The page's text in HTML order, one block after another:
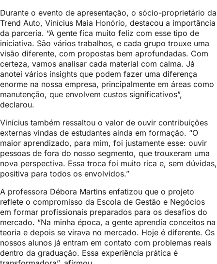
Durante o evento de apresentação, o sócio-proprietário da
Trend Auto, Vinícius Maia Honório, destacou a importância
da parceria. “A gente fica muito feliz com esse tipo de
iniciativa. São vários trabalhos, e cada grupo trouxe uma
visão diferente, com propostas bem aprofundadas. Com
certeza, vamos analisar cada material com calma. Já
anotei vários insights que podem fazer uma diferença
enorme na nossa empresa, principalmente em áreas como
manutenção, que envolvem custos significativos”,
declarou.
Vinícius também ressaltou o valor de ouvir contribuições
externas vindas de estudantes ainda em formação. “O
maior aprendizado, para mim, foi justamente esse: ouvir
pessoas de fora do nosso segmento, que trouxeram uma
nova perspectiva. Essa troca foi muito rica e, sem dúvidas,
positiva para todos os envolvidos.”
A professora Débora Martins enfatizou que o projeto
reflete o compromisso da Escola de Gestão e Negócios
em formar profissionais preparados para os desafios do
mercado. “Na minha época, a gente aprendia conceitos na
teoria e depois se virava no mercado. Hoje é diferente. Os
nossos alunos já entram em contato com problemas reais
dentro da graduação. Essa experiência prática é